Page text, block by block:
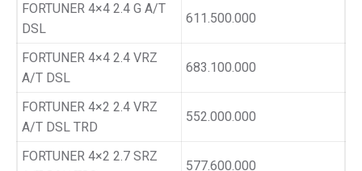
FORTUNER 4×4 2.4 G A/T
DSL
611.500.000
FORTUNER 4×4 2.4 VRZ
A/T DSL
683.100.000
FORTUNER 4×2 2.4 VRZ
A/T DSL TRD
552.000.000
FORTUNER 4×2 2.7 SRZ
577.600.000